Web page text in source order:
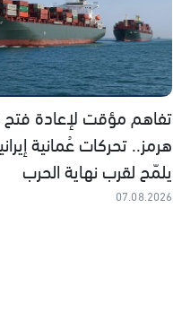
تفاهم مؤقت لإعادة
هرمز.. تحركات عُمانية
يلمّح لقرب نهاية الحرب
07.08.2026